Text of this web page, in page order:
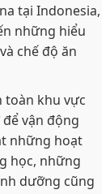
tại Indonesia,
những hiểu
chế độ ăn
toàn khu vực
vận động
những hoạt
học, những
dưỡng cũng